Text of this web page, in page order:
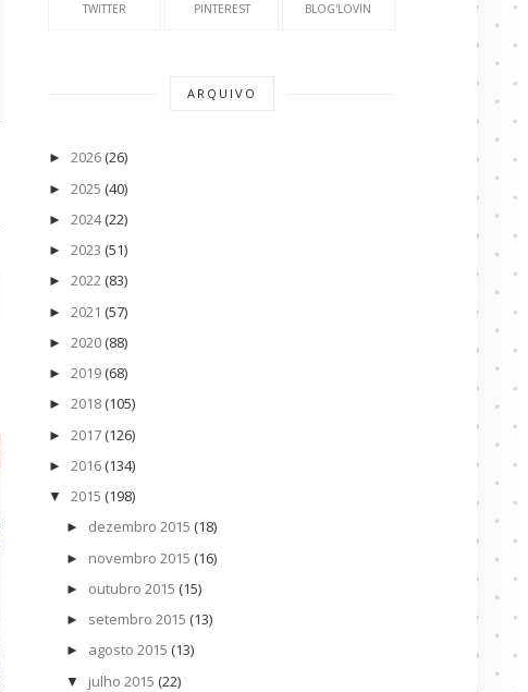
TWITTER PINTEREST BLOG'LOVIN
ARQUIVO
► 2026 (26)
► 2025 (40)
► 2024 (22)
► 2023 (51)
► 2022 (83)
► 2021 (57)
► 2020 (88)
► 2019 (68)
► 2018 (105)
► 2017 (126)
► 2016 (134)
▼ 2015 (198)
► dezembro 2015 (18)
► novembro 2015 (16)
► outubro 2015 (15)
► setembro 2015 (13)
► agosto 2015 (13)
▼ julho 2015 (22)